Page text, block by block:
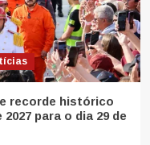
recorde histórico
para o dia 29 de